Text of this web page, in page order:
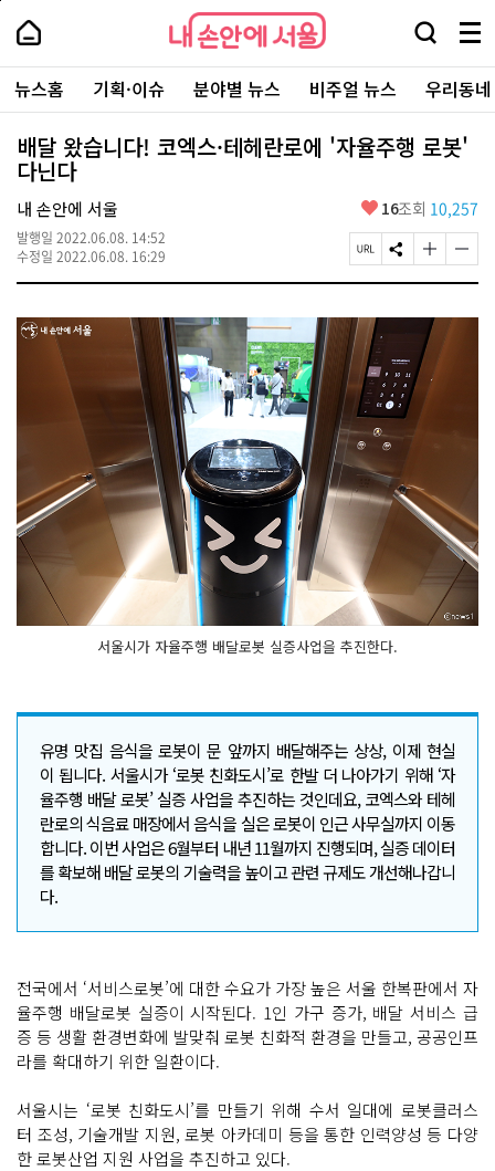
본
로
가
내
손
안
에
서
울
-
서
울
시
대
표
소
통
포
내
손
에
울
검
창
열
기
메
뉴
전
체
보
기
주
요
서
뉴스홈 기획·이슈 분야별 뉴스 비주얼 뉴스 우리동
배달 왔습니다! 코엑스·테헤란로에 '자율주행 로봇'
다닌다
내 손안에 서울
발행일 2022.06.08. 14:52
수정일 2022.06.08. 16:29
좋
요
16조회 10,257
페
이
U
R
L
복
사
S
N
공
기
글
자
기
크
게
변
경
글
자
기
서울시가 자율주행 배달로봇 실증사업을 추진한다.
유명 맛집 음식을 로봇이 문 앞까지 배달해주는 상상, 이제 현실
이 됩니다. 서울시가 ‘로봇 친화도시’로 한발 더 나아가기 위해 ‘자
율주행 배달 로봇’ 실증 사업을 추진하는 것인데요, 코엑스와 테헤
란로의 식음료 매장에서 음식을 실은 로봇이 인근 사무실까지 이동
합니다. 이번 사업은 6월부터 내년 11월까지 진행되며, 실증 데이터
를 확보해 배달 로봇의 기술력을 높이고 관련 규제도 개선해나갑니
다.
전국에서 ‘서비스로봇’에 대한 수요가 가장 높은 서울 한복판에서 자
율주행 배달로봇 실증이 시작된다. 1인 가구 증가, 배달 서비스 급
증 등 생활 환경변화에 발맞춰 로봇 친화적 환경을 만들고, 공공인프
라를 확대하기 위한 일환이다.
서울시는 ‘로봇 친화도시’를 만들기 위해 수서 일대에 로봇클러스
터 조성, 기술개발 지원, 로봇 아카데미 등을 통한 인력양성 등 다양
한 로봇산업 지원 사업을 추진하고 있다.
페
상
단
로